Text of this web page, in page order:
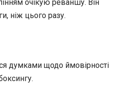
очікую реваншу. Він
ніж цього разу.
думками щодо ймовірності